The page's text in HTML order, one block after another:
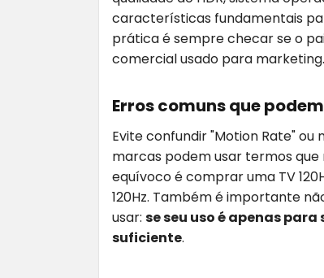
características fundamentais
prática é sempre checar se o
comercial usado para marketing.
Erros comuns que
Evite confundir "Motion Rate"
marcas podem usar termos
equívoco é comprar uma TV
120Hz. Também é importante
usar: se seu uso é apenas
suficiente.